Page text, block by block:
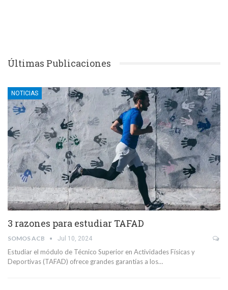
Últimas Publicaciones
NOTICIAS
3 razones para estudiar TAFAD
SOMOS ACB Jul 10, 2024
Estudiar el módulo de Técnico Superior en Actividades Físicas y
Deportivas (TAFAD) ofrece grandes garantías a los…